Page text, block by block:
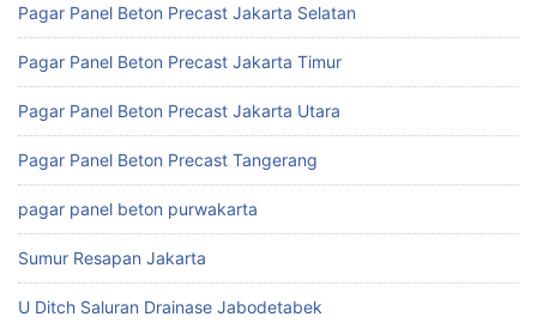
Pagar Panel Beton Precast Jakarta Selatan
Pagar Panel Beton Precast Jakarta Timur
Pagar Panel Beton Precast Jakarta Utara
Pagar Panel Beton Precast Tangerang
pagar panel beton purwakarta
Sumur Resapan Jakarta
U Ditch Saluran Drainase Jabodetabek